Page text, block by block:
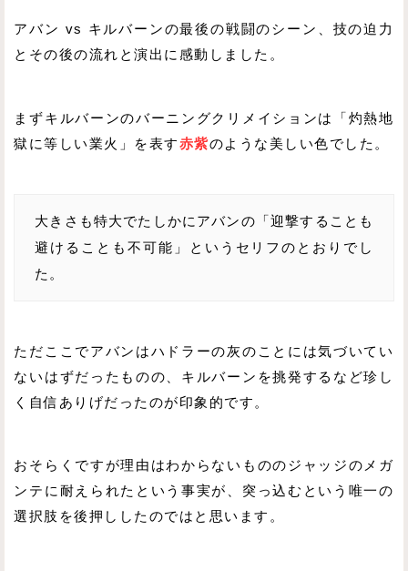
アバン vs キルバーンの最後の戦闘のシーン、技の迫力
とその後の流れと演出に感動しました。
まずキルバーンのバーニングクリメイションは「灼熱地
獄に等しい業火」を表す赤紫のような美しい色でした。
大きさも特大でたしかにアバンの「迎撃することも
避けることも不可能」というセリフのとおりでし
た。
ただここでアバンはハドラーの灰のことには気づいてい
ないはずだったものの、キルバーンを挑発するなど珍し
く自信ありげだったのが印象的です。
おそらくですが理由はわからないもののジャッジのメガ
ンテに耐えられたという事実が、突っ込むという唯一の
選択肢を後押ししたのではと思います。